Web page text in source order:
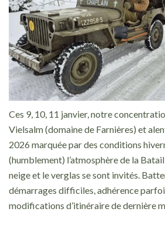
Ces 9, 10, 11 janvier, notre
Vielsalm (domaine de Farnières) et
2026 marquée par des conditions
(humblement) l’atmosphère de la
neige et le verglas se sont invités.
démarrages difficiles, adhérence
modifications d’itinéraire de dernière